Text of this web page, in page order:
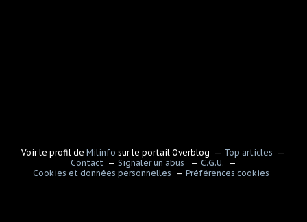
Voir le profil deMilinfo sur le portail Overblog
Top articles
Contact
Signaler un abus
C.G.U.
Cookies et données personnelles
Préférences cookies